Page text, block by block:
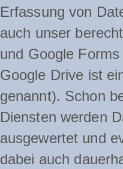
Erfassung von
auch unser
und Google
Google Drive ist
genannt). Schon
Diensten werden
ausgewertet und
dabei auch